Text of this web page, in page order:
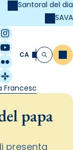
Santoral del dia
SAVA
Instagram
YouTube
Flickr
Estel
Catalunya
CA Cerca
Francesc
papa
presenta